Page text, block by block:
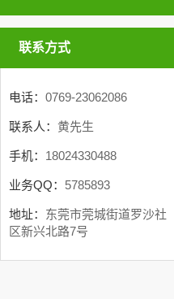
联系方式
电话： 0769-23062086
联系人： 黄先生
手机： 18024330488
业务QQ： 5785893
地址： 东莞市莞城街道罗沙社
区新兴北路7号